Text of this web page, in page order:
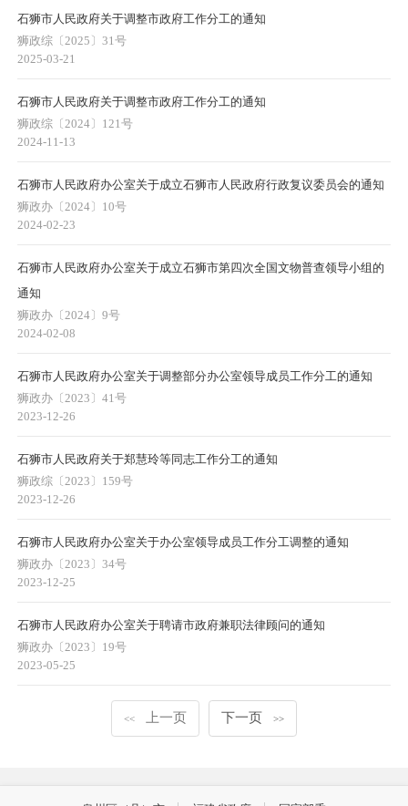
石狮市人民政府关于调整市政府工作分工的通知
狮政综〔2025〕31号
2025-03-21
石狮市人民政府关于调整市政府工作分工的通知
狮政综〔2024〕121号
2024-11-13
石狮市人民政府办公室关于成立石狮市人民政府行政复议委员会的通知
狮政办〔2024〕10号
2024-02-23
石狮市人民政府办公室关于成立石狮市第四次全国文物普查领导小组的
通知
狮政办〔2024〕9号
2024-02-08
石狮市人民政府办公室关于调整部分办公室领导成员工作分工的通知
狮政办〔2023〕41号
2023-12-26
石狮市人民政府关于郑慧玲等同志工作分工的通知
狮政综〔2023〕159号
2023-12-26
石狮市人民政府办公室关于办公室领导成员工作分工调整的通知
狮政办〔2023〕34号
2023-12-25
石狮市人民政府办公室关于聘请市政府兼职法律顾问的通知
狮政办〔2023〕19号
2023-05-25
<< 上一页 下一页 >>